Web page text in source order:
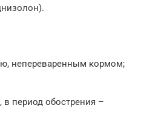
непереваренным кормом;
в период обострения –